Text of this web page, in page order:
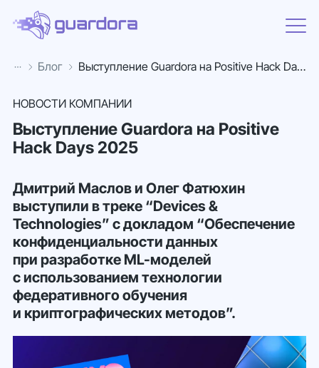
Блог Выступление Guardora на Positive Hack Days 2025
НОВОСТИ КОМПАНИИ
Выступление Guardora на Positive
Hack Days 2025
Дмитрий Маслов и Олег Фатюхин
выступили в треке “Devices &
Technologies” с докладом “Обеспечение
конфиденциальности данных
при разработке ML-моделей
с использованием технологии
федеративного обучения
и криптографических методов”.